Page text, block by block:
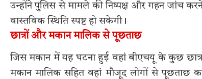
उन्होंने पुलिस से मामले की निष्पक्ष और गहन जांच
वास्तविक स्थिति स्पष्ट हो सकेगी।
छात्रों और मकान मालिक से पूछताछ
जिस मकान में यह घटना हुई वहां बीएचयू के कुछ छात्र
मकान मालिक सहित वहां मौजूद लोगों से पूछताछ